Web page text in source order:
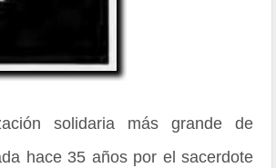
solidaria más grande de
hace 35 años por el sacerdote